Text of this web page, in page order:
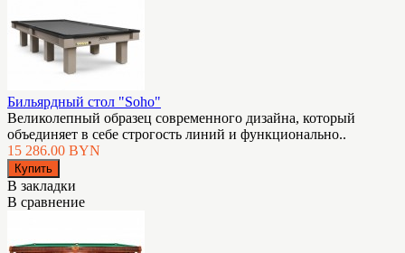
Бильярдный стол "Soho"
Великолепный образец современного дизайна, который
объединяет в себе строгость линий и функционально..
15 286.00 BYN
В закладки
В сравнение